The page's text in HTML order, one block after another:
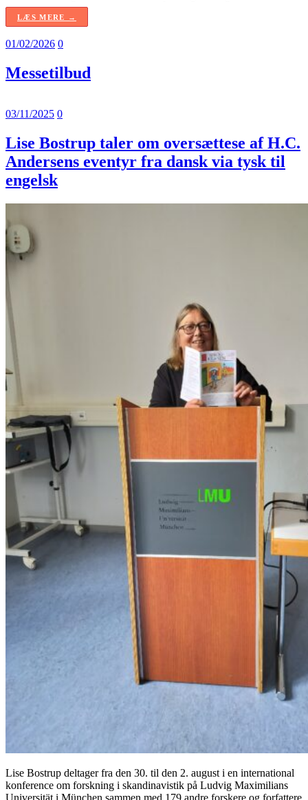
LÆS MERE →
01/02/2026 0
Messetilbud
03/11/2025 0
Lise Bostrup taler om oversættese af H.C.
Andersens eventyr fra dansk via tysk til
engelsk
Lise Bostrup deltager fra den 30. til den 2. august i en international
konference om forskning i skandinavistik på Ludvig Maximilians